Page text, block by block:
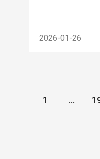
2026-01-26
1
...